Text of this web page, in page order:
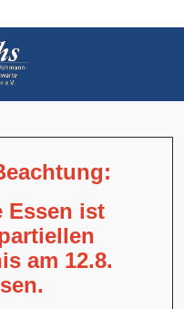
Essen ist
am 12.8.